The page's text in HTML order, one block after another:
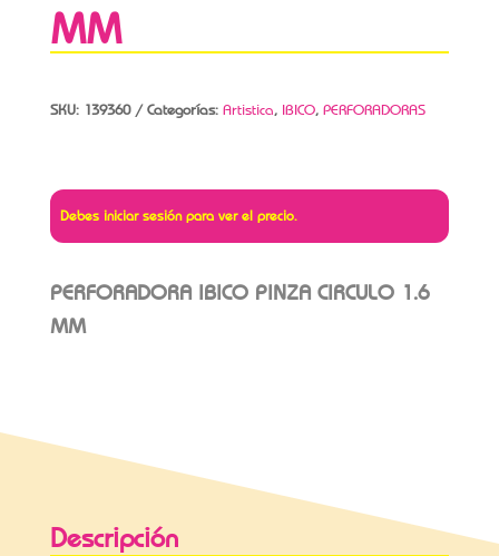
MM
SKU: 139360 Categorías: Artistica, IBICO, PERFORADORAS
Debes iniciar sesión para ver el precio.
PERFORADORA IBICO PINZA CIRCULO 1.6
MM
Descripción